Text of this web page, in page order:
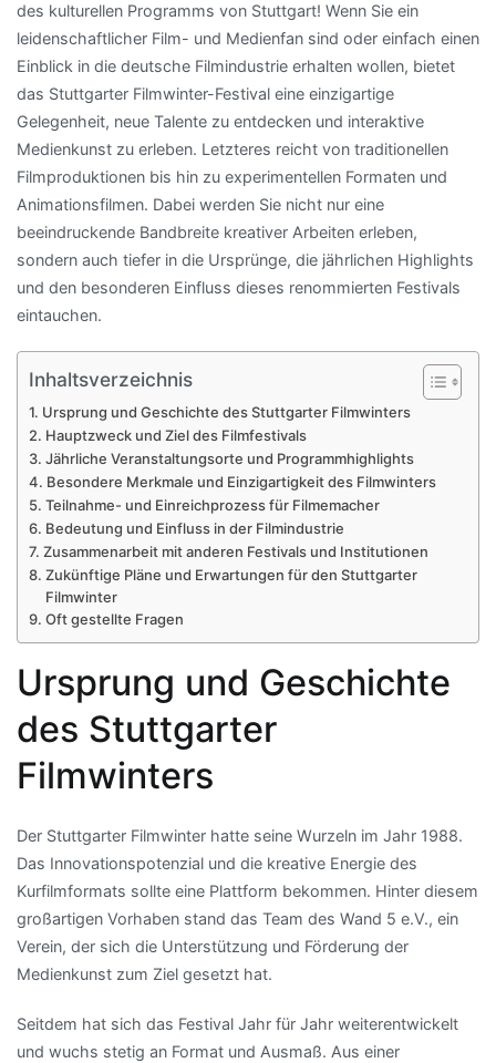
des kulturellen Programms von Stuttgart! Wenn Sie ein
leidenschaftlicher Film- und Medienfan sind oder einfach einen
Einblick in die deutsche Filmindustrie erhalten wollen, bietet
das Stuttgarter Filmwinter-Festival eine einzigartige
Gelegenheit, neue Talente zu entdecken und interaktive
Medienkunst zu erleben. Letzteres reicht von traditionellen
Filmproduktionen bis hin zu experimentellen Formaten und
Animationsfilmen. Dabei werden Sie nicht nur eine
beeindruckende Bandbreite kreativer Arbeiten erleben,
sondern auch tiefer in die Ursprünge, die jährlichen Highlights
und den besonderen Einfluss dieses renommierten Festivals
eintauchen.
Inhaltsverzeichnis
Ursprung und Geschichte des Stuttgarter Filmwinters
Hauptzweck und Ziel des Filmfestivals
Jährliche Veranstaltungsorte und Programmhighlights
Besondere Merkmale und Einzigartigkeit des Filmwinters
Teilnahme- und Einreichprozess für Filmemacher
Bedeutung und Einfluss in der Filmindustrie
Zusammenarbeit mit anderen Festivals und Institutionen
Zukünftige Pläne und Erwartungen für den Stuttgarter
Filmwinter
Oft gestellte Fragen
Ursprung und Geschichte
des Stuttgarter
Filmwinters
Der Stuttgarter Filmwinter hatte seine Wurzeln im Jahr 1988.
Das Innovationspotenzial und die kreative Energie des
Kurfilmformats sollte eine Plattform bekommen. Hinter diesem
großartigen Vorhaben stand das Team des Wand 5 e.V., ein
Verein, der sich die Unterstützung und Förderung der
Medienkunst zum Ziel gesetzt hat.
Seitdem hat sich das Festival Jahr für Jahr weiterentwickelt
und wuchs stetig an Format und Ausmaß. Aus einer